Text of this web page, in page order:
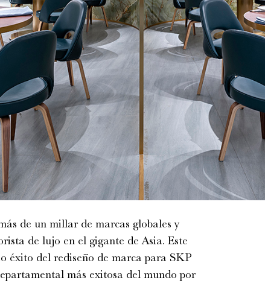
de un millar de marcas globales y
de lujo en el gigante de Asia. Este
éxito del rediseño de marca para SKP
más exitosa del mundo por